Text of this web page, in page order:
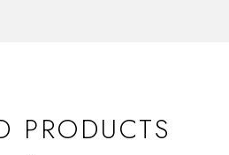
PRODUCTS